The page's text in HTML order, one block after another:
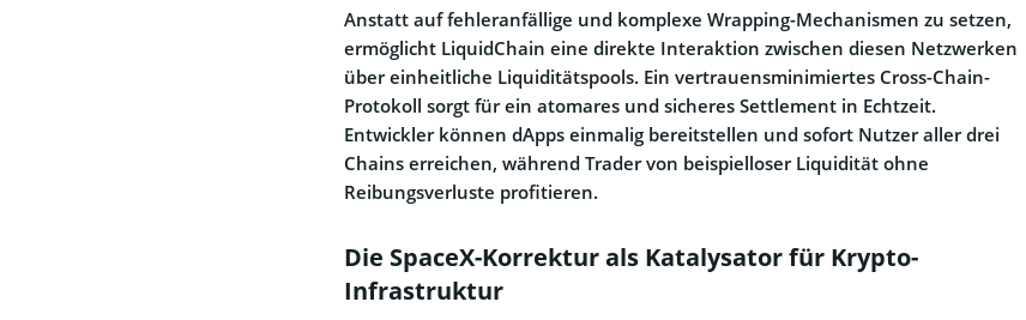
Anstatt auf fehleranfällige und komplexe Wrapping-Mechanismen zu setzen,
ermöglicht LiquidChain eine direkte Interaktion zwischen diesen Netzwerken
über einheitliche Liquiditätspools. Ein vertrauensminimiertes Cross-Chain-
Protokoll sorgt für ein atomares und sicheres Settlement in Echtzeit.
Entwickler können dApps einmalig bereitstellen und sofort Nutzer aller drei
Chains erreichen, während Trader von beispielloser Liquidität ohne
Reibungsverluste profitieren.
Die SpaceX-Korrektur als Katalysator für Krypto-
Infrastruktur